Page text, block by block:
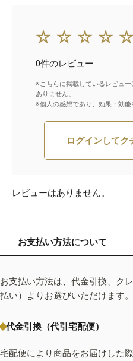
☆☆☆☆☆
0件のレビュー
※こちらに掲載しているレビュ
ありません。
※個人の感想であり、効果・効能
ログインしてク
レビューはありません。
お支払い方法について
お支払い方法は、代金引換、ク
払い）よりお選びいただけます。
代金引換（代引宅配便）
宅配便により商品をお届けした